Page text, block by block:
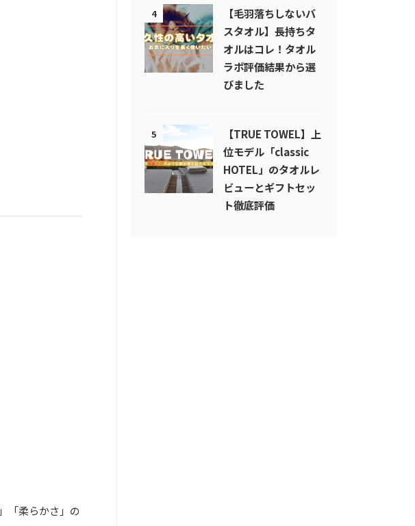
「柔らかさ」の
4
【毛羽落ちしないバ
スタオル】長持ちタ
オルはコレ！タオル
ラボ評価結果から選
びました
5
【TRUE TOWEL】上
位モデル「classic
HOTEL」のタオルレ
ビューとギフトセッ
ト徹底評価